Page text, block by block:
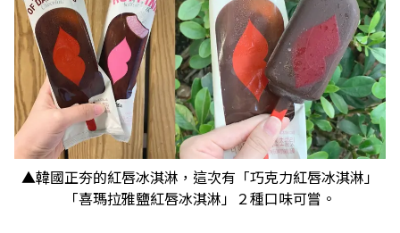
▲韓國正夯的紅唇冰淇淋，這次有「巧克力紅唇冰淇淋」
「喜瑪拉雅鹽紅唇冰淇淋」２種口味可嘗。